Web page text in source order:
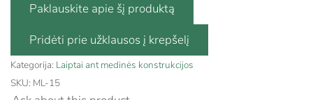
Paklauskite apie šį produktą
Kategorija: Laiptai ant medinės konstrukcijos
SKU: ML-15